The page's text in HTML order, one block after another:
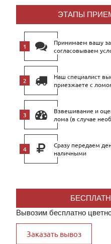
ЭТАПЫ
Принимаем вашу
согласовываем
Наш специалист
приезжаете с
Взвешивание и
лома (в случае
Сразу передаем
наличными
Вывозим бесплатно
Заказать вывоз